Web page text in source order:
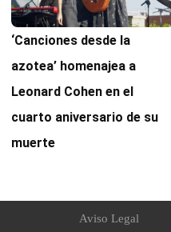
‘Canciones desde la
azotea’ homenajea a
Leonard Cohen en el
cuarto aniversario de su
muerte
Aviso Legal